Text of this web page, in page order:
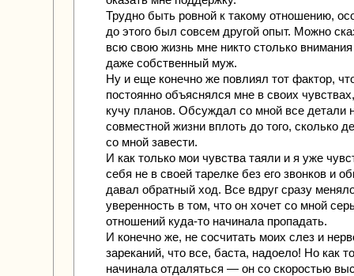
Трудно быть ровной к такому отношению,
до этого был совсем другой опыт. Можно
всю свою жизнь мне никто столько
даже собственный муж.
Ну и еще конечно же повлиял тот фактор,
постоянно объяснялся мне в своих
кучу планов. Обсуждал со мной все детали
совместной жизни вплоть до того, сколько
со мной завести.
И как только мои чувства таяли и я уже
себя не в своей тарелке без его звонков и
давал обратный ход. Все вдруг сразу
уверенность в том, что он хочет со мной
отношений куда-то начинала пропадать.
И конечно же, не сосчитать моих слез и
зареканий, что все, баста, надоело! Но как
начинала отдаляться — он со скоростью